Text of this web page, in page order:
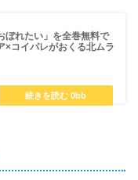
ぼれたい」を全巻無料で
×コイパレがおくる北ムラ